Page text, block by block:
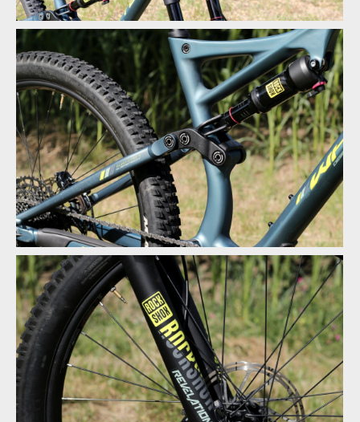
Test: Whyte T130 - trailbike, co si jede ve vlastní kategorii
Test: Whyte T130 - trailbike, co si jede ve vlastní kategorii
Test: Whyte T130 - trailbike, co si jede ve vlastní kategorii
Test: Whyte T130 - trailbike, co si jede ve vlastní kategorii
Test: Whyte T130 - trailbike, co si jede ve vlastní kategorii
Test: Whyte T130 - trailbike, co si jede ve vlastní kategorii
Test: Whyte T130 - trailbike, co si jede ve vlastní kategorii
Test: Whyte T130 - trailbike, co si jede ve vlastní kategorii